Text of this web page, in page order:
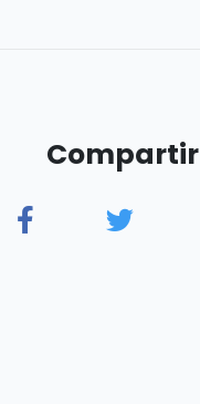
Compartir